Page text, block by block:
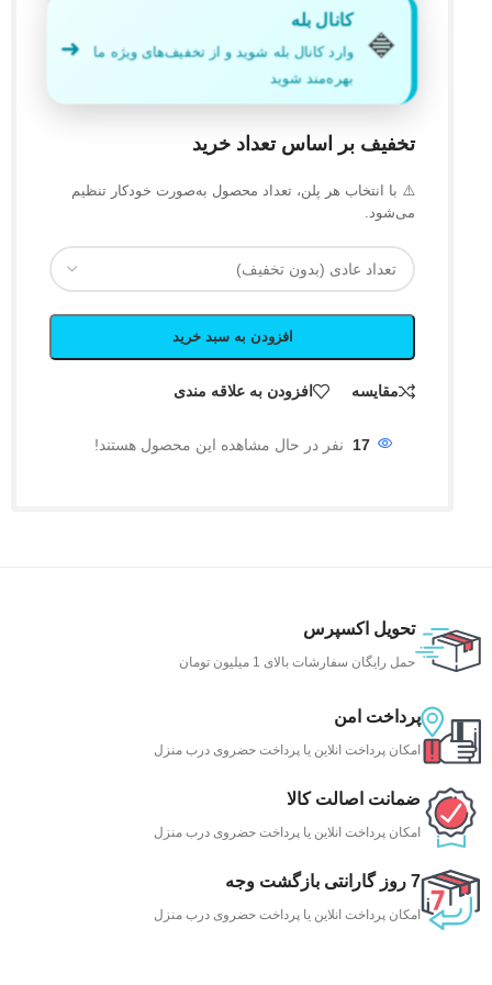
🔷
کانال بله
وارد کانال بله شوید و از تخفیف‌های ویژه ما
بهره‌مند شوید
➜
تخفیف بر اساس تعداد خرید
⚠️ با انتخاب هر پلن، تعداد محصول به‌صورت خودکار تنظیم
می‌شود.
افزودن به سبد خرید
مقایسه افزودن به علاقه مندی
17 نفر در حال مشاهده این محصول هستند!
تحویل اکسپرس
حمل رایگان سفارشات بالای 1 میلیون تومان
پرداخت امن
امکان پرداخت انلاین یا پرداخت حضروی درب منزل
ضمانت اصالت کالا
امکان پرداخت انلاین یا پرداخت حضروی درب منزل
7 روز گارانتی بازگشت وجه
امکان پرداخت انلاین یا پرداخت حضروی درب منزل